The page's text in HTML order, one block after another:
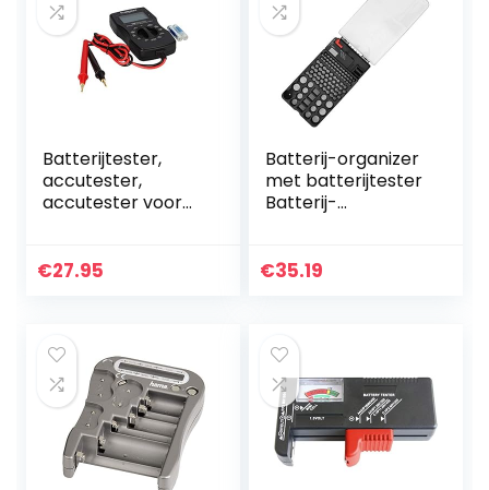
Batterijtester,
accutester,
accutester voor
C, D, 1,5V tot 9V, N
€27.95
Batterij-organizer
met batterijtester
Batterij-
organizer
€35.19